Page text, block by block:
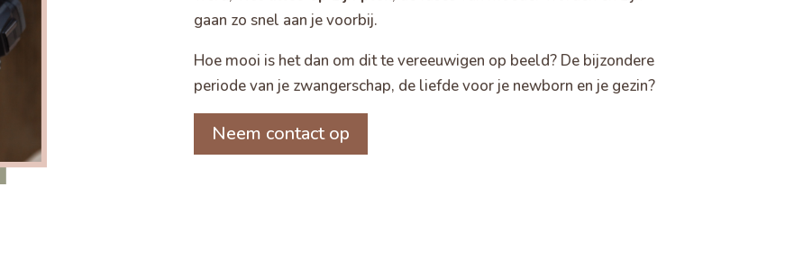
gaan zo snel aan je voorbij.
Hoe mooi is het dan om dit te vereeuwigen op beeld? De bijzondere
periode van je zwangerschap, de liefde voor je newborn en je gezin?
Neem contact op